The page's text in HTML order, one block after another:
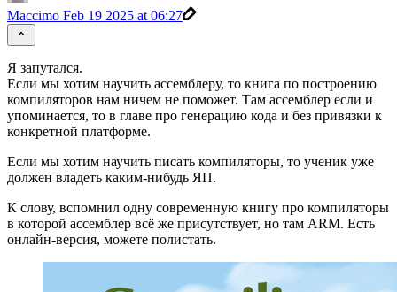
Maccimo Feb 19 2025 at 06:27
Я запутался.
Если мы хотим научить ассемблеру, то книга по построению
компиляторов нам ничем не поможет. Там ассемблер если и
упоминается, то в главе про генерацию кода и без привязки к
конкретной платформе.
Если мы хотим научить писать компиляторы, то ученик уже
должен владеть каким-нибудь ЯП.
К слову, вспомнил одну современную книгу про компиляторы
в которой ассемблер всё же присутствует, но там ARM. Есть
онлайн-версия, можете полистать.